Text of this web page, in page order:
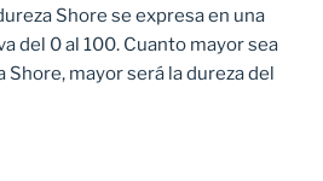
Shore se expresa en una
del 0 al 100. Cuanto mayor sea
mayor será la dureza del